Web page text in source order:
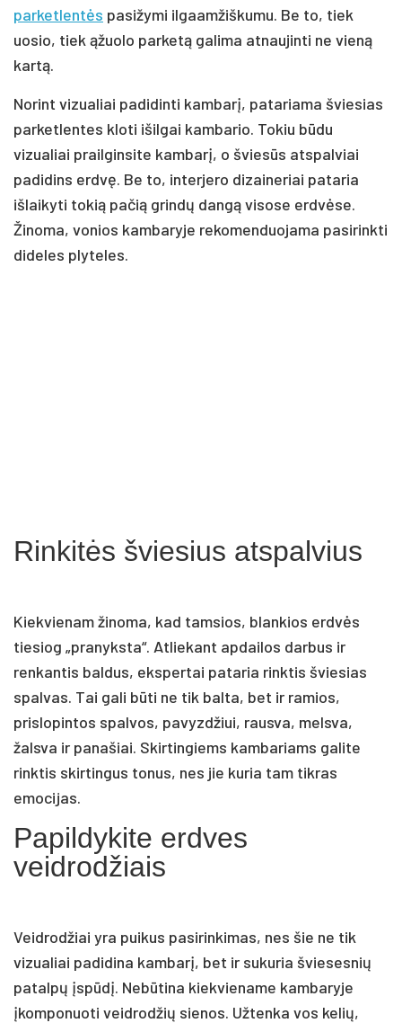
parketlentės pasižymi ilgaamžiškumu. Be to, tiek
uosio, tiek ąžuolo parketą galima atnaujinti ne vieną
kartą.
Norint vizualiai padidinti kambarį, patariama šviesias
parketlentes kloti išilgai kambario. Tokiu būdu
vizualiai prailginsite kambarį, o šviesūs atspalviai
padidins erdvę. Be to, interjero dizaineriai pataria
išlaikyti tokią pačią grindų dangą visose erdvėse.
Žinoma, vonios kambaryje rekomenduojama pasirinkti
dideles plyteles.
Rinkitės šviesius atspalvius
Kiekvienam žinoma, kad tamsios, blankios erdvės
tiesiog „pranyksta“. Atliekant apdailos darbus ir
renkantis baldus, ekspertai pataria rinktis šviesias
spalvas. Tai gali būti ne tik balta, bet ir ramios,
prislopintos spalvos, pavyzdžiui, rausva, melsva,
žalsva ir panašiai. Skirtingiems kambariams galite
rinktis skirtingus tonus, nes jie kuria tam tikras
emocijas.
Papildykite erdves
veidrodžiais
Veidrodžiai yra puikus pasirinkimas, nes šie ne tik
vizualiai padidina kambarį, bet ir sukuria šviesesnių
patalpų įspūdį. Nebūtina kiekviename kambaryje
įkomponuoti veidrodžių sienos. Užtenka vos kelių,